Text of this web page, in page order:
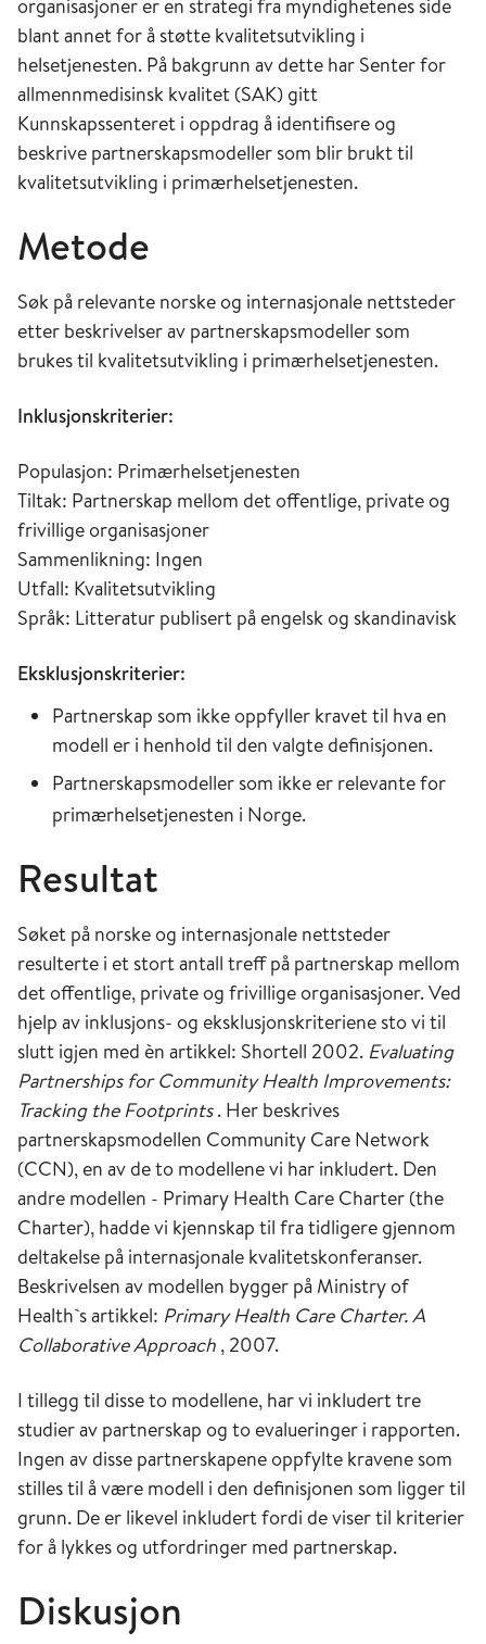
organisasjoner er en strategi fra myndighetenes side
blant annet for å støtte kvalitetsutvikling i
helsetjenesten. På bakgrunn av dette har Senter for
allmennmedisinsk kvalitet (SAK) gitt
Kunnskapssenteret i oppdrag å identifisere og
beskrive partnerskapsmodeller som blir brukt til
kvalitetsutvikling i primærhelsetjenesten.
Metode
Søk på relevante norske og internasjonale nettsteder
etter beskrivelser av partnerskapsmodeller som
brukes til kvalitetsutvikling i primærhelsetjenesten.
Inklusjonskriterier:
Populasjon: Primærhelsetjenesten
Tiltak: Partnerskap mellom det offentlige, private og
frivillige organisasjoner
Sammenlikning: Ingen
Utfall: Kvalitetsutvikling
Språk: Litteratur publisert på engelsk og skandinavisk
Eksklusjonskriterier:
Partnerskap som ikke oppfyller kravet til hva en
modell er i henhold til den valgte definisjonen.
Partnerskapsmodeller som ikke er relevante for
primærhelsetjenesten i Norge.
Resultat
Søket på norske og internasjonale nettsteder
resulterte i et stort antall treff på partnerskap mellom
det offentlige, private og frivillige organisasjoner. Ved
hjelp av inklusjons- og eksklusjonskriteriene sto vi til
slutt igjen med èn artikkel: Shortell 2002. Evaluating
Partnerships for Community Health Improvements:
Tracking the Footprints. Her beskrives
partnerskapsmodellen Community Care Network
(CCN), en av de to modellene vi har inkludert. Den
andre modellen - Primary Health Care Charter (the
Charter), hadde vi kjennskap til fra tidligere gjennom
deltakelse på internasjonale kvalitetskonferanser.
Beskrivelsen av modellen bygger på Ministry of
Health`s artikkel: Primary Health Care Charter.A
Collaborative Approach , 2007.
I tillegg til disse to modellene, har vi inkludert tre
studier av partnerskap og to evalueringer i rapporten.
Ingen av disse partnerskapene oppfylte kravene som
stilles til å være modell i den definisjonen som ligger til
grunn. De er likevel inkludert fordi de viser til kriterier
for å lykkes og utfordringer med partnerskap.
Diskusjon